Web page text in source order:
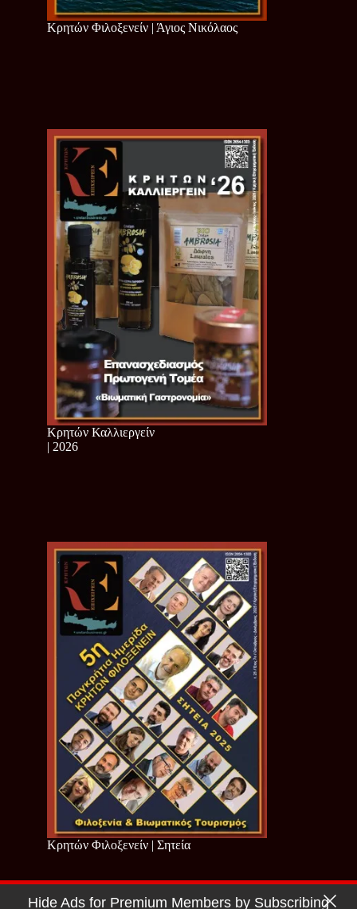
Κρητών Φιλοξενείν | Άγιος Νικόλαος
Κρητών Καλλιεργείν
| 2026
Κρητών Φιλοξενείν | Σητεία
Copyright © 2026 - Cretan Business | Κρητών Επιχειρείν
Hide Ads for Premium Members by Subscribing